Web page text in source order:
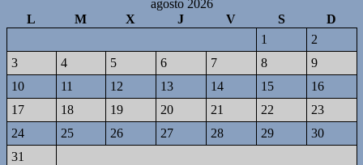
agosto 2026
L
M X J V S
D
1
2
3
4 5 6 7 8
9
10
11 12 13 14 15
16
17
18 19 20 21 22
23
24
25 26 27 28 29
30
31